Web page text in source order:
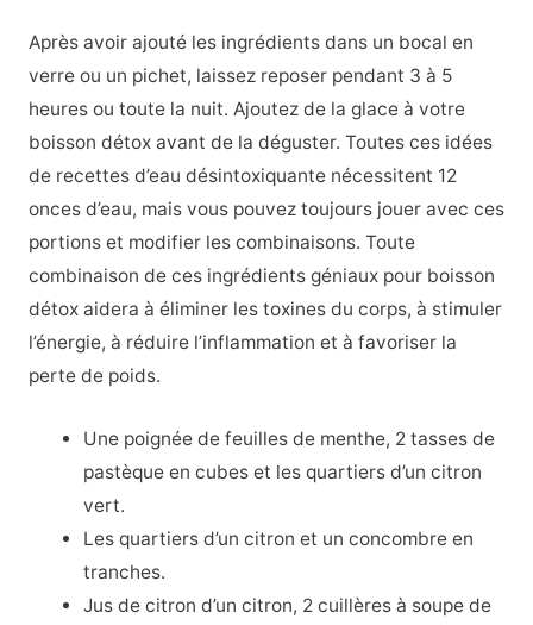
Après avoir ajouté les ingrédients dans un bocal en
verre ou un pichet, laissez reposer pendant 3 à 5
heures ou toute la nuit. Ajoutez de la glace à votre
boisson détox avant de la déguster. Toutes ces idées
de recettes d’eau désintoxiquante nécessitent 12
onces d’eau, mais vous pouvez toujours jouer avec ces
portions et modifier les combinaisons. Toute
combinaison de ces ingrédients géniaux pour boisson
détox aidera à éliminer les toxines du corps, à stimuler
l’énergie, à réduire l’inflammation et à favoriser la
perte de poids.
Une poignée de feuilles de menthe, 2 tasses de
pastèque en cubes et les quartiers d’un citron
vert.
Les quartiers d’un citron et un concombre en
tranches.
Jus de citron d’un citron, 2 cuillères à soupe de